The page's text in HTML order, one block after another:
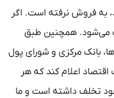
به فروش نرفته است. اگر
می‌شود. همچنین طبق
بانک مرکزی و شورای پول
اقتصاد اعلام کند که هر
تخلف داشته است و ما